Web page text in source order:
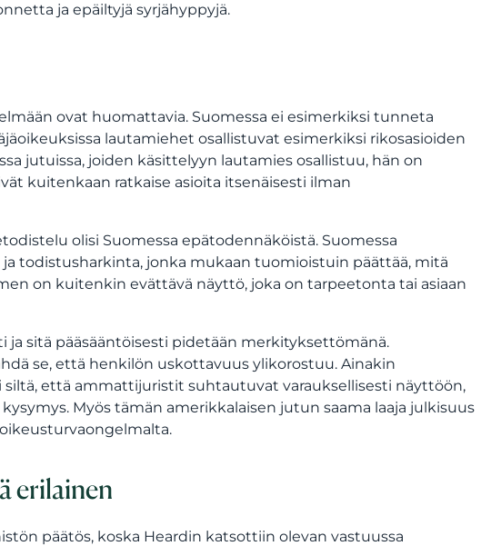
ja epäiltyjä syrjähyppyjä.
ovat huomattavia. Suomessa ei esimerkiksi tunneta
lautamiehet osallistuvat esimerkiksi rikosasioiden
jutuissa, joiden käsittelyyn lautamies osallistuu, hän on
kuitenkaan ratkaise asioita itsenäisesti ilman
olisi Suomessa epätodennäköistä. Suomessa
todistusharkinta, jonka mukaan tuomioistuin päättää, mitä
on kuitenkin evättävä näyttö, joka on tarpeetonta tai asiaan
sitä pääsääntöisesti pidetään merkityksettömänä.
se, että henkilön uskottavuus ylikorostuu. Ainakin
että ammattijuristit suhtautuvat varauksellisesti näyttöön,
Myös tämän amerikkalaisen jutun saama laaja julkisuus
erilainen
päätös, koska Heardin katsottiin olevan vastuussa